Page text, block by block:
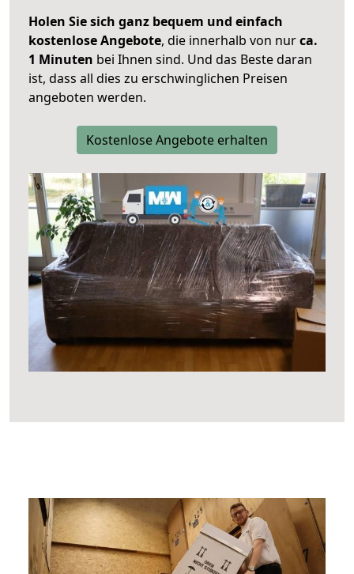
Holen Sie sich ganz bequem und einfach
kostenlose Angebote, die innerhalb von nurca.
1 Minuten bei Ihnen sind. Und das Beste daran
ist, dass all dies zu erschwinglichen Preisen
angeboten werden.
Kostenlose Angebote erhalten